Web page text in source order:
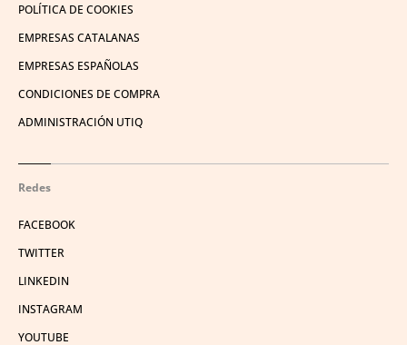
POLÍTICA DE COOKIES
EMPRESAS CATALANAS
EMPRESAS ESPAÑOLAS
CONDICIONES DE COMPRA
ADMINISTRACIÓN UTIQ
Redes
FACEBOOK
TWITTER
LINKEDIN
INSTAGRAM
YOUTUBE